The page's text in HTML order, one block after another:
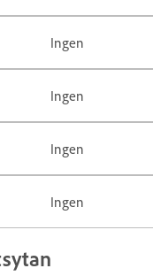
Ingen
Ingen
Ingen
Ingen